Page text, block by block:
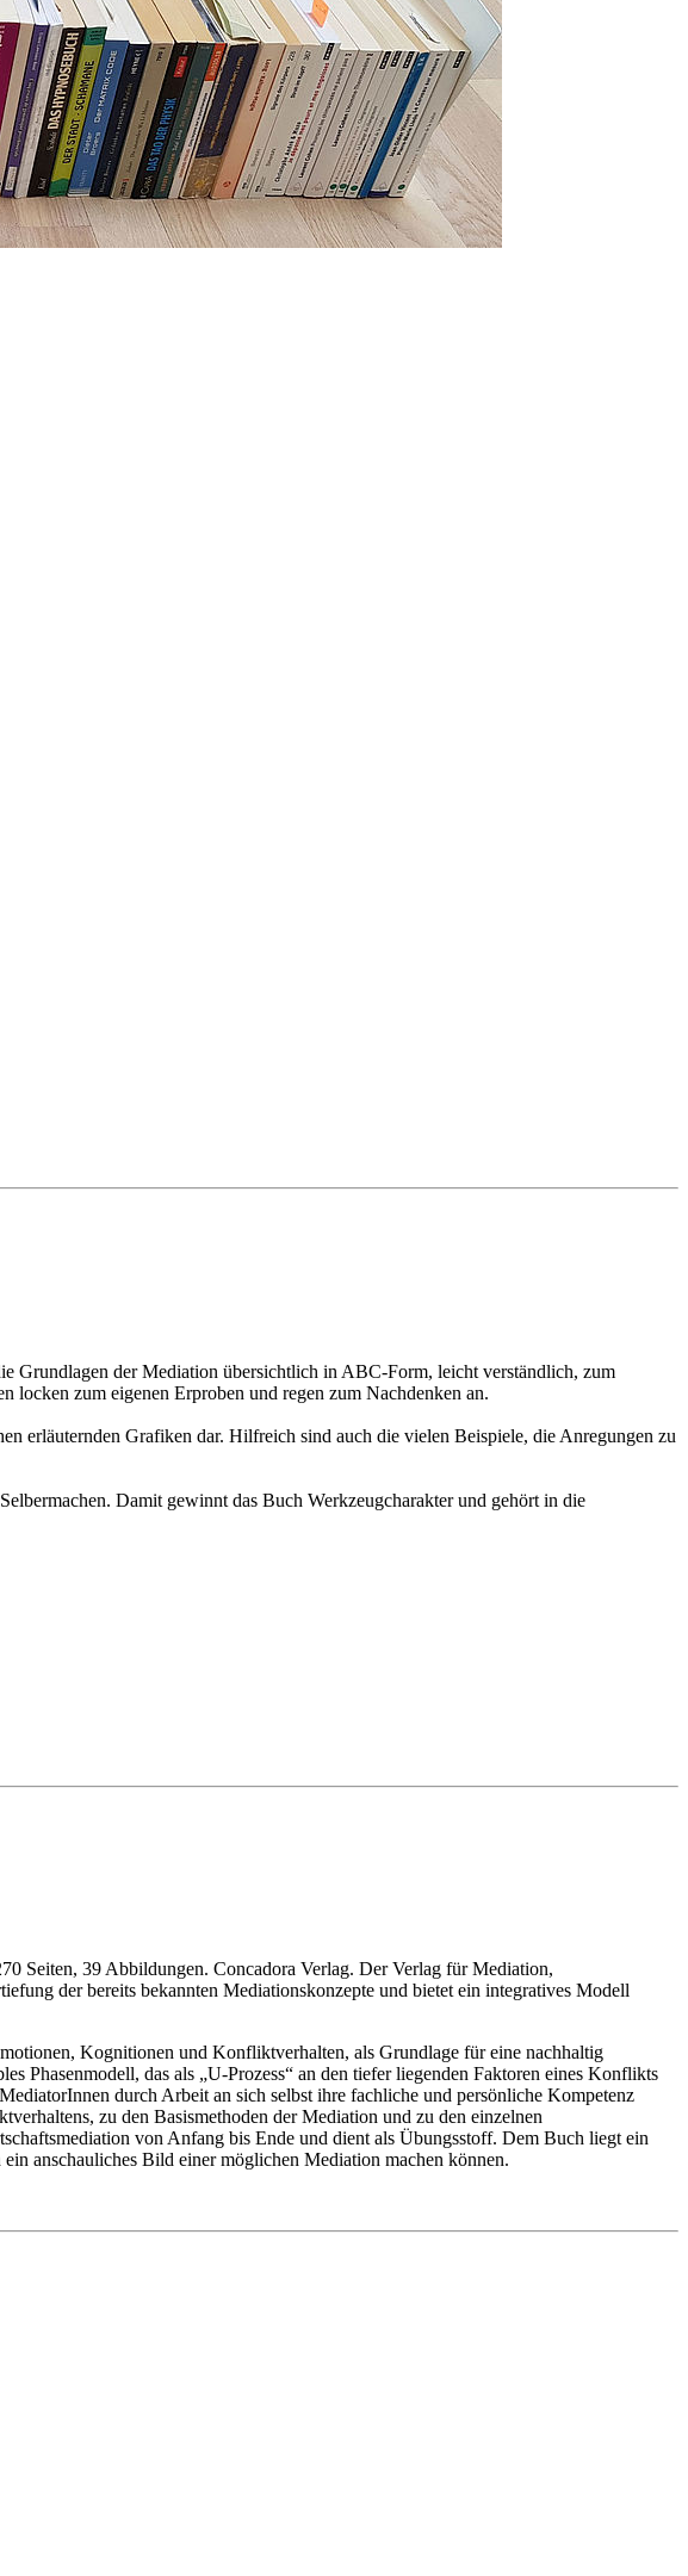
Grundlagen der Mediation übersichtlich in ABC-Form, leicht verständlich, zum
locken zum eigenen Erproben und regen zum Nachdenken an.
erläuternden Grafiken dar. Hilfreich sind auch die vielen Beispiele, die Anregungen zu
Damit gewinnt das Buch Werkzeugcharakter und gehört in die
Seiten, 39 Abbildungen. Concadora Verlag. Der Verlag für Mediation,
der bereits bekannten Mediationskonzepte und bietet ein integratives Modell
Kognitionen und Konfliktverhalten, als Grundlage für eine nachhaltig
das als „U-Prozess“ an den tiefer liegenden Faktoren eines Konflikts
durch Arbeit an sich selbst ihre fachliche und persönliche Kompetenz
zu den Basismethoden der Mediation und zu den einzelnen
von Anfang bis Ende und dient als Übungsstoff. Dem Buch liegt ein
anschauliches Bild einer möglichen Mediation machen können.